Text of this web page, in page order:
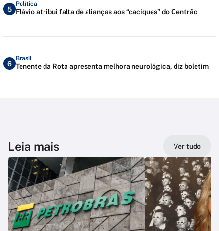
5
Política
Flávio atribui falta de alianças aos “caciques” do Centrão
6
Brasil
Tenente da Rota apresenta melhora neurológica, diz boletim
Leia mais Ver tudo